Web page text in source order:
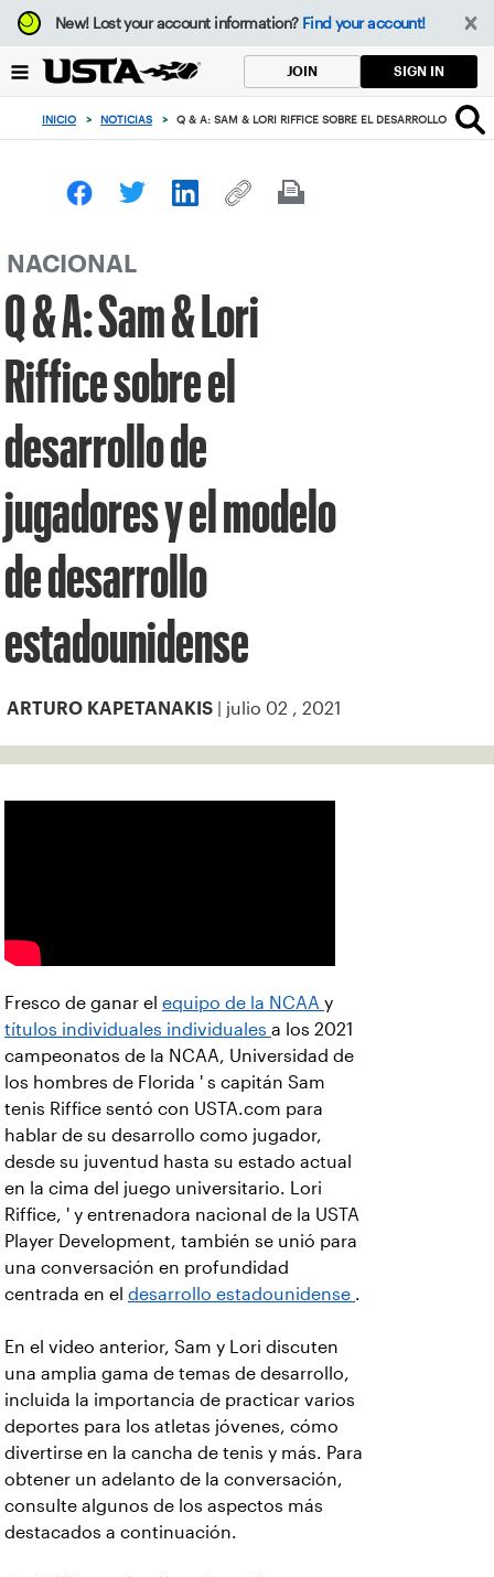
Enfoque
desde
botón
volver
principio
New!Lost your account information? Find your account!
JOIN SIGN IN
INICIO > NOTICIAS > Q & A: SAM & LORI RIFFICE SOBRE EL DESARROLLO DE
NACIONAL
Q & A: Sam & Lori
Riffice sobre el
desarrollo de
jugadores y el modelo
de desarrollo
estadounidense
ARTURO KAPETANAKIS | julio 02 , 2021
Fresco de ganar el equipo de la NCAA y
títulos individuales individuales a los 2021
campeonatos de la NCAA, Universidad de
los hombres de Florida ' s capitán Sam
tenis Riffice sentó con USTA.com para
hablar de su desarrollo como jugador,
desde su juventud hasta su estado actual
en la cima del juego universitario. Lori
Riffice, ' y entrenadora nacional de la USTA
Player Development, también se unió para
una conversación en profundidad
centrada en el desarrollo estadounidense .
En el video anterior, Sam y Lori discuten
una amplia gama de temas de desarrollo,
incluida la importancia de practicar varios
deportes para los atletas jóvenes, cómo
divertirse en la cancha de tenis y más. Para
obtener un adelanto de la conversación,
consulte algunos de los aspectos más
destacados a continuación.